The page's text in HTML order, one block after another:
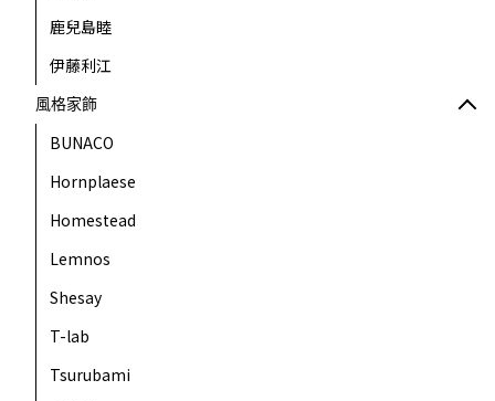
鹿兒島睦
伊藤利江
風格家飾
BUNACO
Hornplaese
Homestead
Lemnos
Shesay
T-lab
Tsurubami